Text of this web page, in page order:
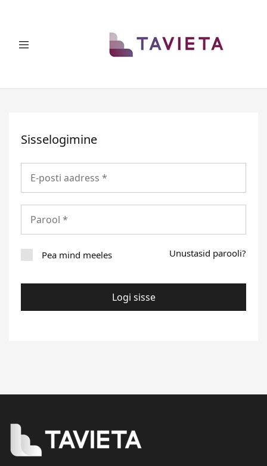
Sisselogimine
Pea mind meeles Unustasid parooli?
Logi sisse